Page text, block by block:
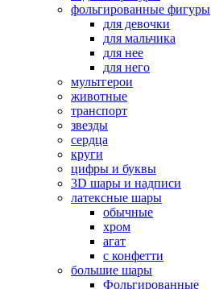
фольгированные фигуры
для девочки
для мальчика
для нее
для него
мультгерои
животные
транспорт
звезды
сердца
круги
цифры и буквы
3D шары и надписи
латексные шары
обычные
хром
агат
с конфетти
большие шары
Фольгированные